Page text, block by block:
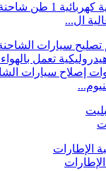
رافعة شوكية كهربائية
ال...
إصلاح سيارات